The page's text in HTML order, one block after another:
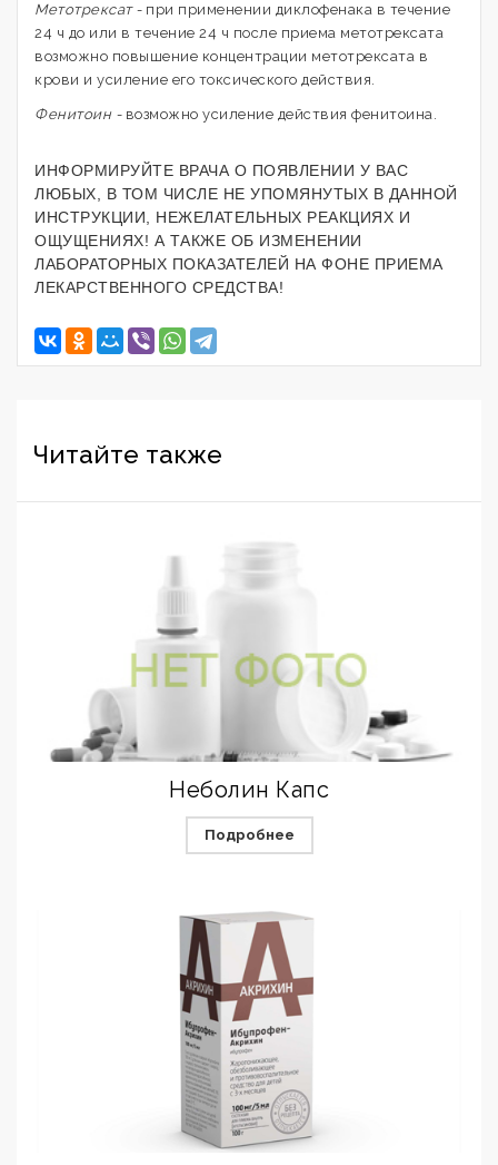
Метотрексат -при применении диклофенака в течение
24 ч до или в течение 24 ч после приема метотрексата
возможно повышение концентрации метотрексата в
крови и усиление его токсического действия.
Фенитоин - возможно усиление действия фенитоина.
ИНФОРМИРУЙТЕ ВРАЧА О ПОЯВЛЕНИИ У ВАС
ЛЮБЫХ, В ТОМ ЧИСЛЕ НЕ УПОМЯНУТЫХ В ДАННОЙ
ИНСТРУКЦИИ, НЕЖЕЛАТЕЛЬНЫХ РЕАКЦИЯХ И
ОЩУЩЕНИЯХ! А ТАКЖЕ ОБ ИЗМЕНЕНИИ
ЛАБОРАТОРНЫХ ПОКАЗАТЕЛЕЙ НА ФОНЕ ПРИЕМА
ЛЕКАРСТВЕННОГО СРЕДСТВА!
Читайте также
Неболин Капс
Подробнее